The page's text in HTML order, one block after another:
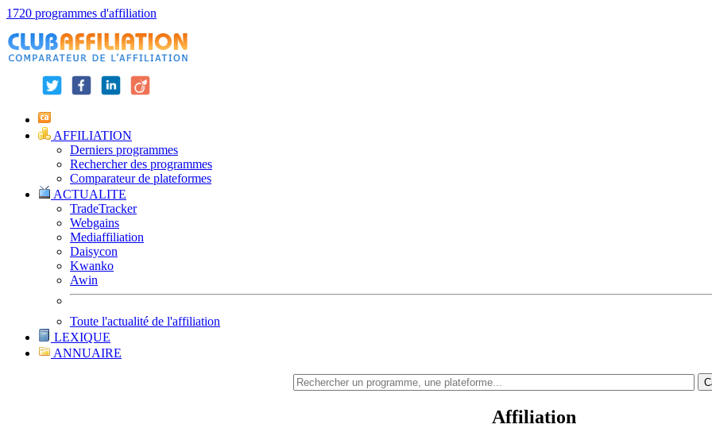
1720 programmes d'affiliation
AFFILIATION
Derniers programmes
Rechercher des programmes
Comparateur de plateformes
ACTUALITE
TradeTracker
Webgains
Mediaffiliation
Daisycon
Kwanko
Awin
Toute l'actualité de l'affiliation
LEXIQUE
ANNUAIRE
Affiliation